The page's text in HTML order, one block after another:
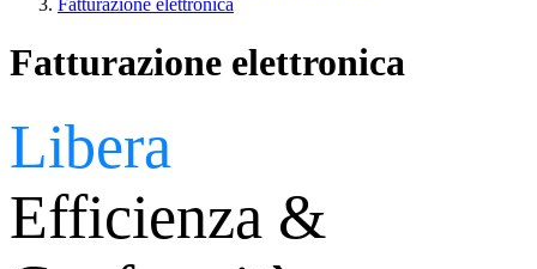
Fatturazione elettronica
Fatturazione elettronica
Libera
Efficienza &